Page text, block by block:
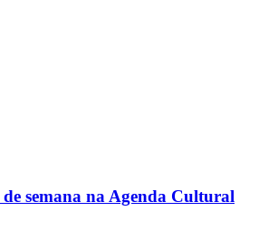
semana na Agenda Cultural